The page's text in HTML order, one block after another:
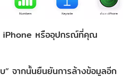
iPhone หรืออุปกรณ์ที่คุณ
” จากนั้นยืนยันการล้างข้อมูลอีก